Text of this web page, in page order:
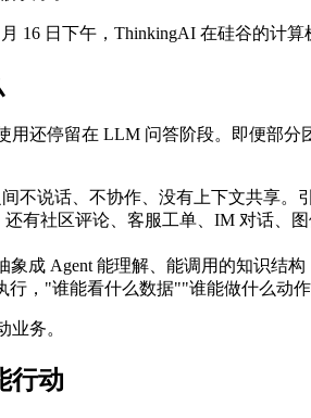
日下午，ThinkingAI 在硅谷的计
还停留在 LLM 问答阶段。即便部
不说话、不协作、没有上下文共享。
有社区评论、客服工单、IM 对话、
成 Agent 能理解、能调用的知识结
，"谁能看什么数据""谁能做什么动作
务。
行动